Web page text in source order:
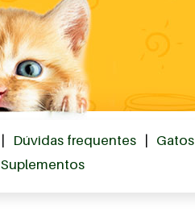
Dúvidas frequentes Gatos
Suplementos